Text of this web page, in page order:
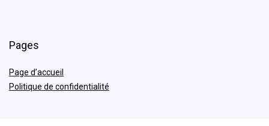
Pages
Page d’accueil
Politique de confidentialité